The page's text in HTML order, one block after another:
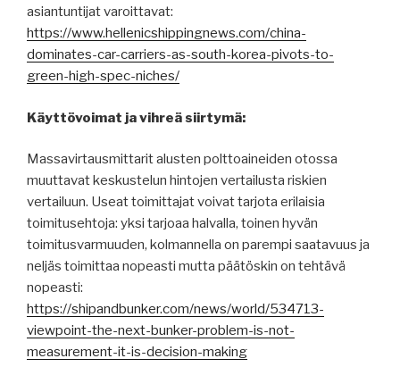
asiantuntijat varoittavat:
https://www.hellenicshippingnews.com/china-
dominates-car-carriers-as-south-korea-pivots-to-
green-high-spec-niches/
Käyttövoimat ja vihreä siirtymä:
Massavirtausmittarit alusten polttoaineiden otossa
muuttavat keskustelun hintojen vertailusta riskien
vertailuun. Useat toimittajat voivat tarjota erilaisia
toimitusehtoja: yksi tarjoaa halvalla, toinen hyvän
toimitusvarmuuden, kolmannella on parempi saatavuus ja
neljäs toimittaa nopeasti mutta päätöskin on tehtävä
nopeasti:
https://shipandbunker.com/news/world/534713-
viewpoint-the-next-bunker-problem-is-not-
measurement-it-is-decision-making